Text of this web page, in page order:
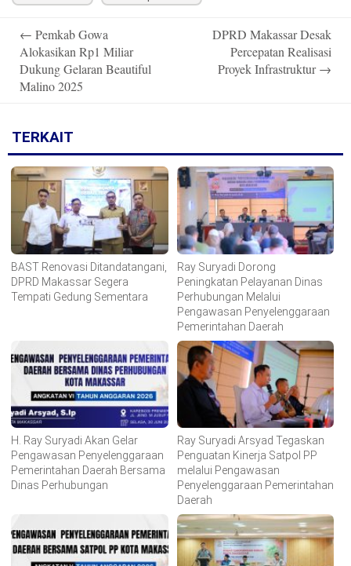
navigation
← Pemkab Gowa
Alokasikan Rp1 Miliar
Dukung Gelaran Beautiful
Malino 2025
DPRD Makassar Desak
Percepatan Realisasi
Proyek Infrastruktur→
TERKAIT
BAST Renovasi Ditandatangani,
DPRD Makassar Segera
Tempati Gedung Sementara
Ray Suryadi Dorong
Peningkatan Pelayanan Dinas
Perhubungan Melalui
Pengawasan Penyelenggaraan
Pemerintahan Daerah
H. Ray Suryadi Akan Gelar
Pengawasan Penyelenggaraan
Pemerintahan Daerah Bersama
Dinas Perhubungan
Ray Suryadi Arsyad Tegaskan
Penguatan Kinerja Satpol PP
melalui Pengawasan
Penyelenggaraan Pemerintahan
Daerah